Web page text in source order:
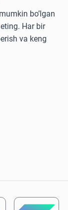
bo’lgan
Har bir
va keng